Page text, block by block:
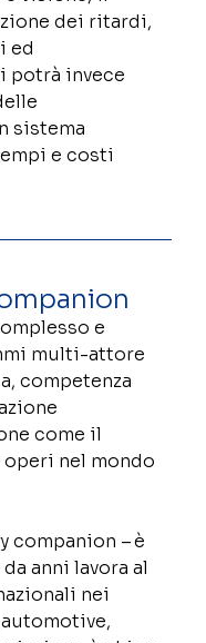
dei ritardi,
ed
potrà invece
sistema
e costi
e
multi-attore
competenza
come il
nel mondo
companion – è
anni lavora al
nei